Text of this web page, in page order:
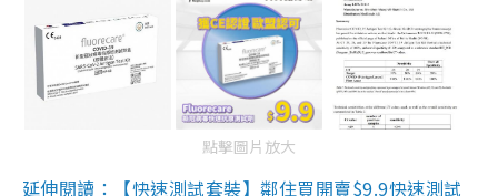
點擊圖片放大
延伸閱讀：【快速測試套裝】鄰住買開賣$9.9快速測試